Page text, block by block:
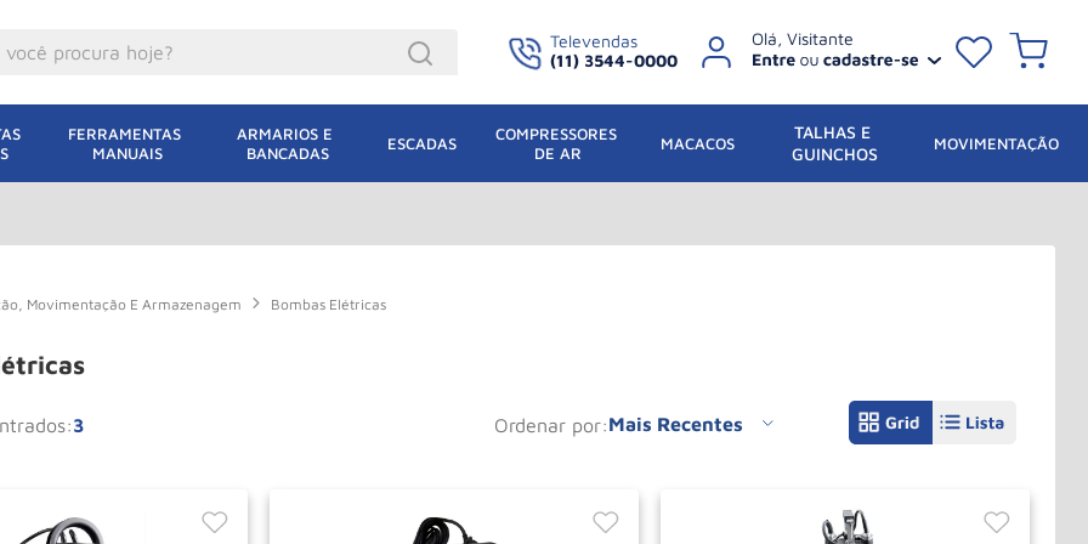
Televendas
(11) 3544-0000
FERRAMENTAS
MANUAIS
ARMARIOS E
BANCADAS
ESCADAS
COMPRESSORES
DE AR
MACACOS
TALHAS E
GUINCHOS
MOVIMENTAÇÃO
Movimentação E Armazenagem Bombas Elétricas
3 ordenar por Mais Recentes